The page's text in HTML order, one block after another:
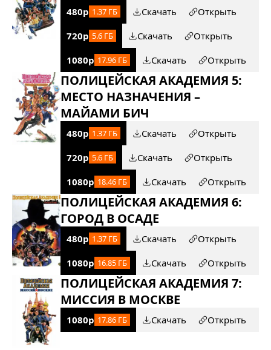
480p 1.37 ГБ Скачать
Открыть
720p 5.6 ГБ Скачать
Открыть
1080p 17.96 ГБ Скачать Открыть
ПОЛИЦЕЙСКАЯ АКАДЕМИЯ 5:
МЕСТО НАЗНАЧЕНИЯ –
МАЙАМИ БИЧ
480p 1.37 ГБ Скачать
Открыть
720p 5.6 ГБ Скачать
Открыть
1080p 18.46 ГБ Скачать Открыть
ПОЛИЦЕЙСКАЯ АКАДЕМИЯ 6:
ГОРОД В ОСАДЕ
480p 1.37 ГБ Скачать
Открыть
1080p 16.85 ГБ Скачать Открыть
ПОЛИЦЕЙСКАЯ АКАДЕМИЯ 7:
МИССИЯ В МОСКВЕ
1080p 17.86 ГБ Скачать Открыть